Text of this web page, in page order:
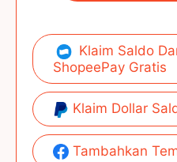
Klaim Saldo
ShopeePay Gratis
Klaim Dollar
Tambahkan